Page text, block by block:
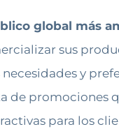
global más
sus
necesidades y
de promociones
para los